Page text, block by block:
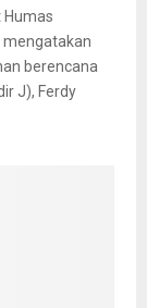
mengatakan
berencana
J), Ferdy